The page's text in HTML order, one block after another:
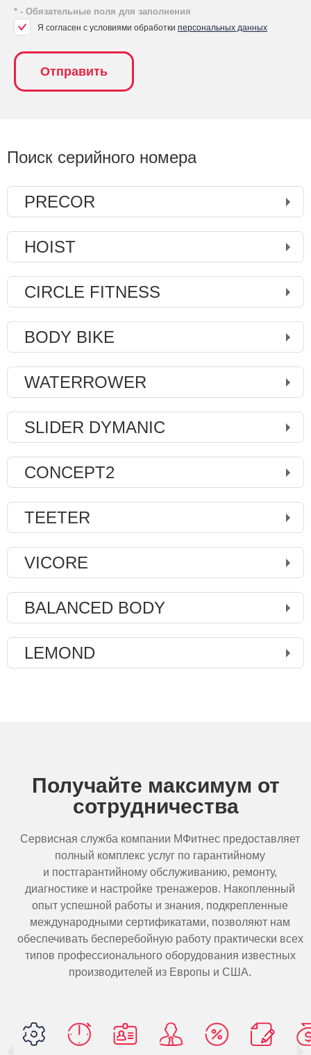
* - Обязательные поля для заполнения
Я согласен с условиями обработки персональных данных
Поиск серийного номера
PRECOR
HOIST
CIRCLE FITNESS
BODY BIKE
WATERROWER
SLIDER DYMANIC
CONCEPT2
TEETER
VICORE
BALANCED BODY
LEMOND
Получайте максимум от
сотрудничества
Сервисная служба компании МФитнес предоставляет
полный комплекс услуг по гарантийному
и постгарантийному обслуживанию, ремонту,
диагностике и настройке тренажеров. Накопленный
опыт успешной работы и знания, подкрепленные
международными сертификатами, позволяют нам
обеспечивать бесперебойную работу практически всех
типов профессионального оборудования известных
производителей из Европы и США.